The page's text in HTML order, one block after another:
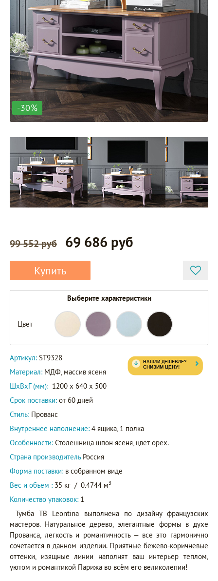
-30%
99 552 руб 69 686 руб
Купить
Выберите характеристики
Цвет
ST9328
ST9328L
ST9328B
Артикул: ST9328
Материал: МДФ, массив ясеня
ШxВxГ (мм): 1200 x 640 x 500
Срок поставки: от 60 дней
Стиль: Прованс
Внутреннее наполнение: 4 ящика, 1 полка
Особенности: Столешница шпон ясеня, цвет орех.
Страна производитель Россия
Форма поставки: в собранном виде
Вес и объем : 35 кг / 0.4744 м3
Количество упаковок: 1
Тумба ТВ Leontina выполнена по дизайну французских
мастеров. Натуральное дерево, элегантные формы в духе
Прованса, легкость и романтичность – все это гармонично
сочетается в данном изделии. Приятные бежево-коричневые
оттенки, изящные линии наполнят ваш интерьер теплом,
уютом и романтикой Парижа во всём его великолепии!